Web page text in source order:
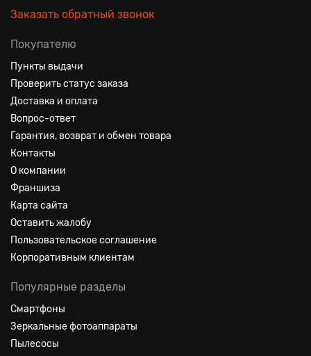
Заказать обратный звонок
Покупателю
Пункты выдачи
Проверить статус заказа
Доставка и оплата
Вопрос-ответ
Гарантия, возврат и обмен товара
Контакты
О компании
Франшиза
Карта сайта
Оставить жалобу
Пользовательское соглашение
Корпоративным клиентам
Популярные разделы
Смартфоны
Зеркальные фотоаппараты
Пылесосы